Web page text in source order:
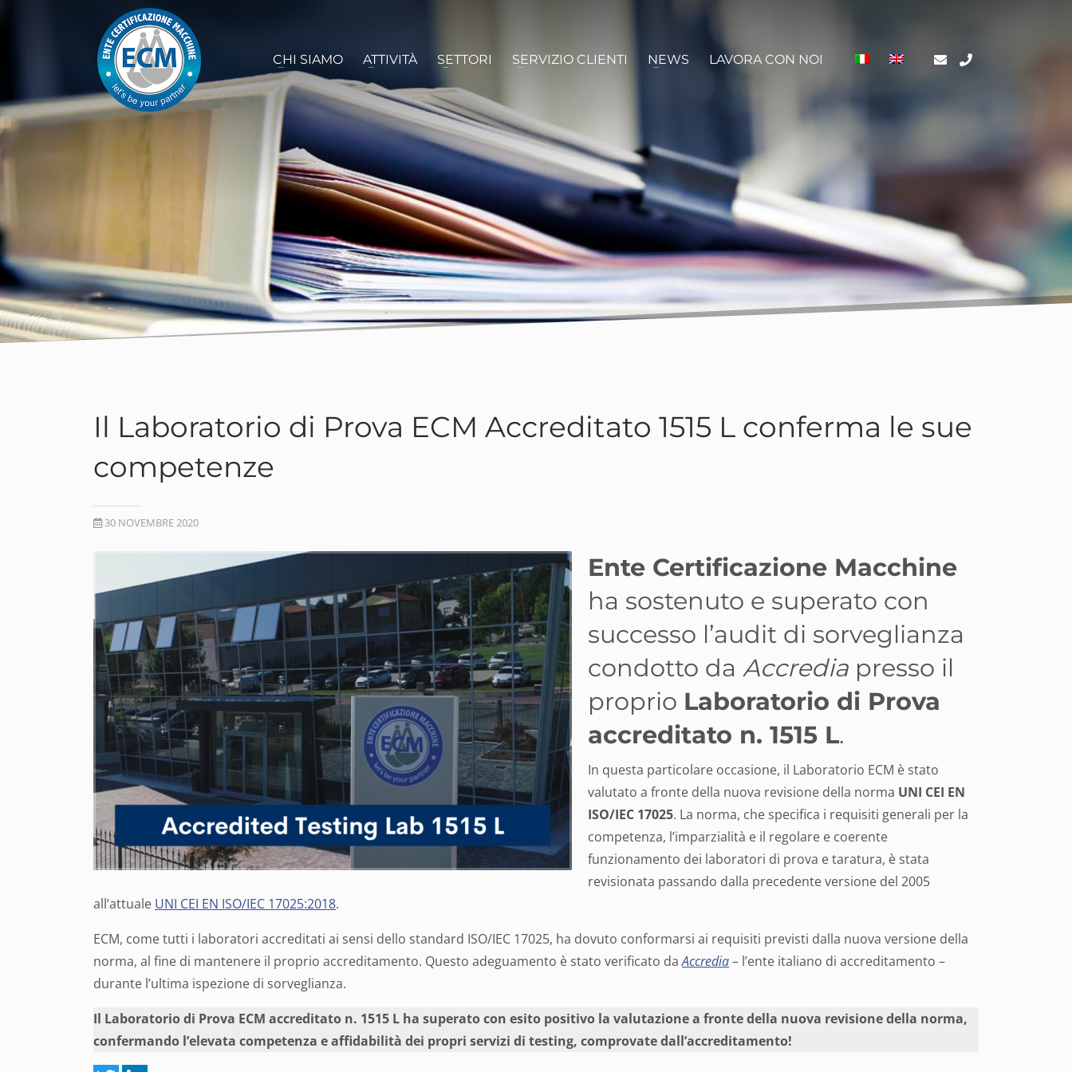
CHI SIAMO ATTIVITÀ SETTORI SERVIZIO CLIENTI NEWS LAVORA CON NOI
Il Laboratorio di Prova ECM Accreditato 1515 L conferma le sue
competenze
30 NOVEMBRE 2020
Ente Certificazione Macchine
ha sostenuto e superato con
successo l’audit di sorveglianza
condotto da Accredia presso il
proprio Laboratorio di Prova
accreditato n. 1515 L.
In questa particolare occasione, il Laboratorio ECM è stato
valutato a fronte della nuova revisione della norma UNI CEI EN
ISO/IEC 17025. La norma, che specifica i requisiti generali per la
competenza, l’imparzialità e il regolare e coerente
funzionamento dei laboratori di prova e taratura, è stata
revisionata passando dalla precedente versione del 2005
all’attuale UNI CEI EN ISO/IEC 17025:2018.
ECM, come tutti i laboratori accreditati ai sensi dello standard ISO/IEC 17025, ha dovuto conformarsi ai requisiti previsti dalla nuova versione della
norma, al fine di mantenere il proprio accreditamento. Questo adeguamento è stato verificato daAccredia– l’ente italiano di accreditamento –
durante l’ultima ispezione di sorveglianza.
Il Laboratorio di Prova ECM accreditato n. 1515 L ha superato con esito positivo la valutazione a fronte della nuova revisione della norma,
confermando l’elevata competenza e affidabilità dei propri servizi di testing, comprovate dall’accreditamento!